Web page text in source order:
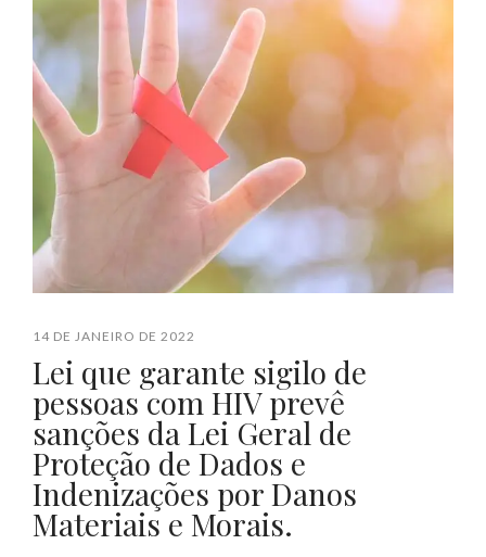
14 DE JANEIRO DE 2022
Lei que garante sigilo de
pessoas com HIV prevê
sanções da Lei Geral de
Proteção de Dados e
Indenizações por Danos
Materiais e Morais.